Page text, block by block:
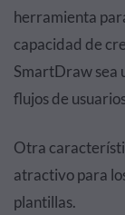
herramienta
capacidad de
SmartDraw sea
flujos de
Otra
atractivo para
plantillas.